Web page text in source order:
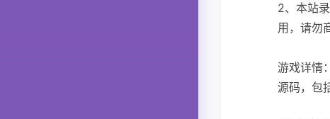
2、本站
用，请勿
游戏详情
源码，包